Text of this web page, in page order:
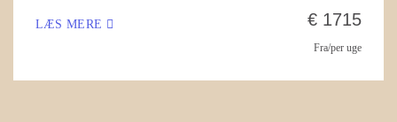
LÆS MERE € 1715
Fra/per uge